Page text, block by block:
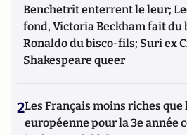
Benchetrit enterrent le leur;
fond, Victoria Beckham fait
Ronaldo du bisco-fils; Suri ex
Shakespeare queer
2Les Français moins riches que
européenne pour la 3e année